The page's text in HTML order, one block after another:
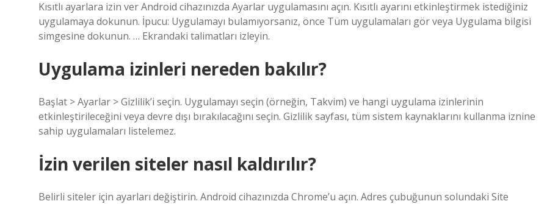
Kısıtlı ayarlara izin ver Android cihazınızda Ayarlar uygulamasını açın. Kısıtlı ayarını etkinleştirmek istediğiniz
uygulamaya dokunun. İpucu: Uygulamayı bulamıyorsanız, önce Tüm uygulamaları gör veya Uygulama bilgisi
simgesine dokunun. … Ekrandaki talimatları izleyin.
Uygulama izinleri nereden bakılır?
Başlat > Ayarlar > Gizlilik’i seçin. Uygulamayı seçin (örneğin, Takvim) ve hangi uygulama izinlerinin
etkinleştirileceğini veya devre dışı bırakılacağını seçin. Gizlilik sayfası, tüm sistem kaynaklarını kullanma iznine
sahip uygulamaları listelemez.
İzin verilen siteler nasıl kaldırılır?
Belirli siteler için ayarları değiştirin. Android cihazınızda Chrome’u açın. Adres çubuğunun solundaki Site